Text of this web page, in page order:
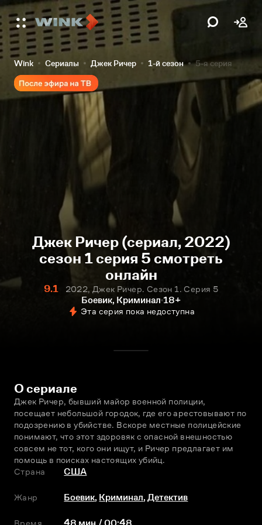
Wink Сериалы Джек Ричер 1-й сезон 5-я серия
Джек Ричер (сериал, 2022)
сезон 1 серия 5 смотреть
онлайн
9.1
2022, Джек Ричер. Сезон 1. Серия 5
Боевик, Криминал 18+
Эта серия пока недоступна
О сериале
Джек Ричер, бывший майор военной полиции,
посещает небольшой городок, где его арестовывают по
подозрению в убийстве. Вскоре местные полицейские
понимают, что этот здоровяк с опасной внешностью
совсем не тот, кого они ищут, и Ричер предлагает им
помощь в поисках настоящих убийц.
Страна
США
Жанр Боевик, Криминал,Детектив
Время 48 мин / 00:48